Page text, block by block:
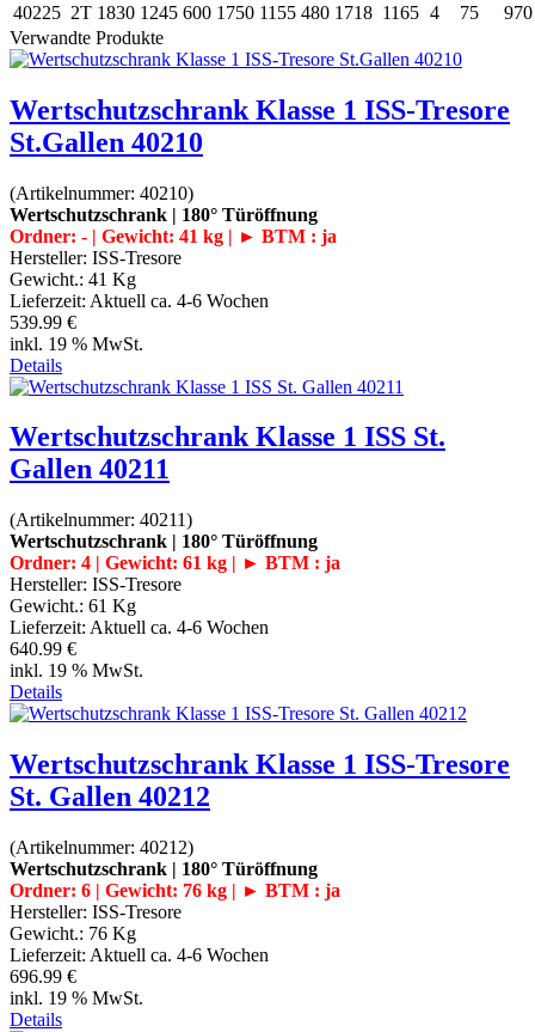
40225 2T 1830 1245 600 1750 1155 480 1718 1165 4 75
970
Verwandte Produkte
Wertschutzschrank Klasse 1 ISS-Tresore
St.Gallen 40210
(Artikelnummer: 40210)
Wertschutzschrank | 180° Türöffnung
Ordner: - | Gewicht: 41 kg | ► BTM : ja
Hersteller: ISS-Tresore
Gewicht.: 41 Kg
Lieferzeit: Aktuell ca. 4-6 Wochen
539.99 €
inkl. 19 % MwSt.
Details
Wertschutzschrank Klasse 1 ISS St.
Gallen 40211
(Artikelnummer: 40211)
Wertschutzschrank | 180° Türöffnung
Ordner: 4 | Gewicht: 61 kg | ► BTM : ja
Hersteller: ISS-Tresore
Gewicht.: 61 Kg
Lieferzeit: Aktuell ca. 4-6 Wochen
640.99 €
inkl. 19 % MwSt.
Details
Wertschutzschrank Klasse 1 ISS-Tresore
St. Gallen 40212
(Artikelnummer: 40212)
Wertschutzschrank | 180° Türöffnung
Ordner: 6 | Gewicht: 76 kg | ► BTM : ja
Hersteller: ISS-Tresore
Gewicht.: 76 Kg
Lieferzeit: Aktuell ca. 4-6 Wochen
696.99 €
inkl. 19 % MwSt.
Details